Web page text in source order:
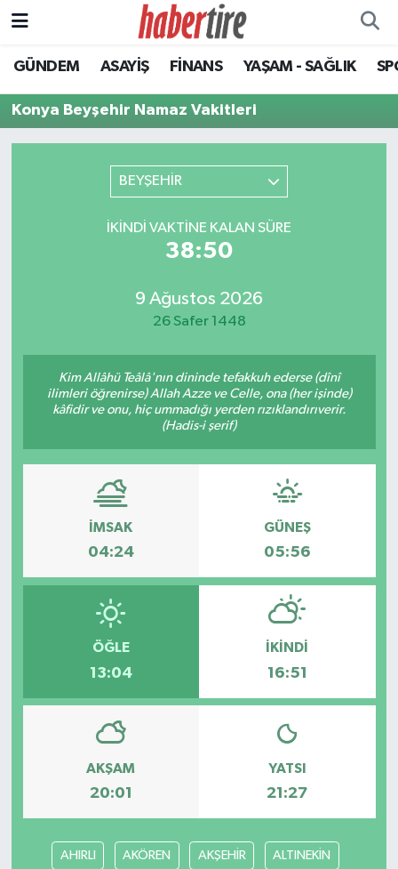
GÜNDEM ASAYİŞ FİNANS YAŞAM - SAĞLIK
Konya Beyşehir Namaz Vakitleri
BEYŞEHİR
İKINDI VAKTINE KALAN SÜRE
38:50
9 Ağustos 2026
26 Safer 1448
Kim Allâhü Teâlâ'nın dininde tefakkuh ederse (dînî
ilimleri öğrenirse) Allah Azze ve Celle, ona (her işinde)
kâfidir ve onu, hiç ummadığı yerden rızıklandırıverir.
(Hadis-i şerif)
İMSAK
04:24
GÜNEŞ
05:56
ÖĞLE
13:04
İKINDI
16:51
AKŞAM
20:01
YATSI
21:27
AHIRLI AKÖREN AKŞEHİR ALTINEKİN
Tire Nöbetçi Eczaneler
Tire Hava Durumu
Son Dakika Haberleri